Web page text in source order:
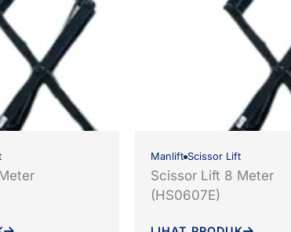
Manlift Scissor Lift
Scissor Lift 8 Meter
(HS0607E)